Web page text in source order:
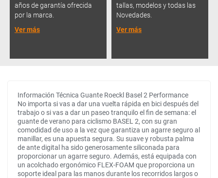
años de garantía ofrecida
por la marca.
Ver más
tallas, modelos y todas las
Novedades.
Ver más
Información Técnica Guante Roeckl Basel 2 Performance
No importa si vas a dar una vuelta rápida en bici después del
trabajo o si vas a dar un paseo tranquilo el fin de semana: el
guante de verano para ciclismo BASEL 2, con su gran
comodidad de uso a la vez que garantiza un agarre seguro al
manillar, es una apuesta segura. Su suave y robusta palma
de ante digital ha sido generosamente siliconada para
proporcionar un agarre seguro. Además, está equipada con
un acolchado ergonómico FLEX-FOAM que proporciona un
soporte ideal para las manos durante los recorridos largos o